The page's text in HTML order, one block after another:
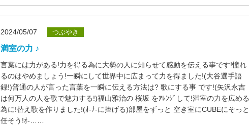
2024/05/07 つぶやき
満室の力 ♪
言葉には力がある!力を得る為に大勢の人に知らせて感動を伝える事です!憧れ
るのはやめましょう!一瞬にして世界中に広まって力を得ました!(大谷選手語
録!)普通の人が言った言葉を一瞬に伝える方法は? 歌にする事 です!(矢沢永吉
は何万人の人を歌で魅力する!)福山雅治の 桜坂 をｱﾚﾝｼﾞして!満室の力を広める
為に!替え歌を作りました!(ｵ-ﾅ-に捧げる)部屋をずっと 空き室にCUBEにそっと
任そう!ｵ-……